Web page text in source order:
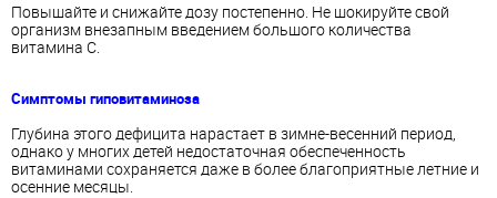
Повышайте и снижайте дозу постепенно. Не шокируйте свой
организм внезапным введением большого количества
витамина С.
Симптомы гиповитаминоза
Глубина этого дефицита нарастает в зимне-весенний период,
однако у многих детей недостаточная обеспеченность
витаминами сохраняется даже в более благоприятные летние и
осенние месяцы.